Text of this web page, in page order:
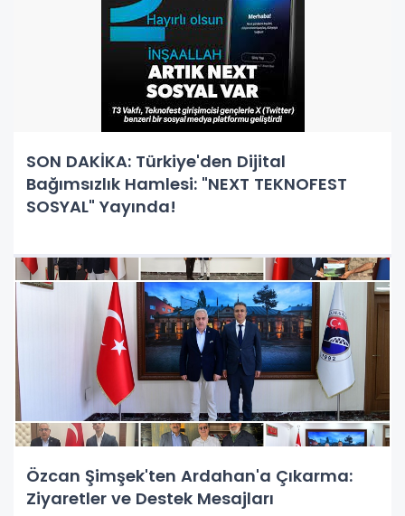
SON DAKİKA: Türkiye'den Dijital
Bağımsızlık Hamlesi: "NEXT TEKNOFEST
SOSYAL" Yayında!
Özcan Şimşek'ten Ardahan'a Çıkarma:
Ziyaretler ve Destek Mesajları